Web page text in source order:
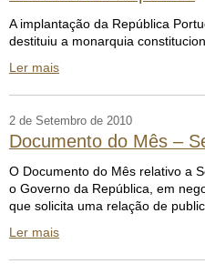
A implantação da República
destituiu a monarquia
Ler mais
2 de Setembro de 2010
Documento do Mês –
O Documento do Mês relativo a
o Governo da República, em
que solicita uma relação de
Ler mais